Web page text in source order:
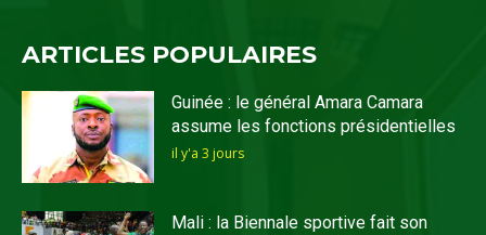
ARTICLES POPULAIRES
Guinée : le général Amara Camara
assume les fonctions présidentielles
il y'a 3 jours
Mali : la Biennale sportive fait son